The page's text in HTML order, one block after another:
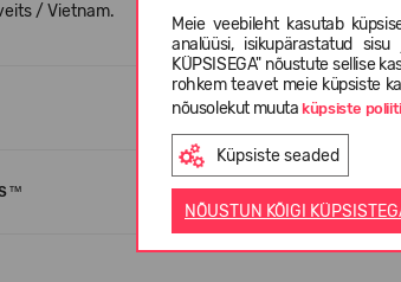
Meie veebileht kasutab
analüüsi, isikupärastatud sisu
KÜPSISEGA" nõustute sellise
rohkem teavet meie küpsiste
nõusolekut muutaküpsiste
Küpsiste seaded
NÕUSTUN KÕIGI
/ Vietnam.